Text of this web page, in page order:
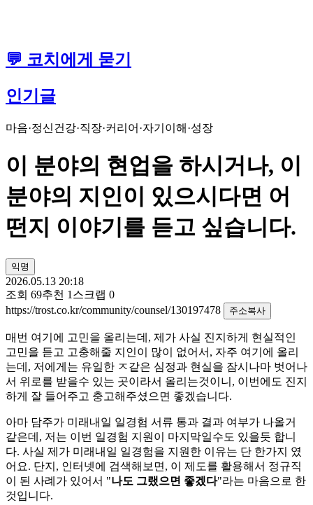
💬 코치에게 묻기
인기글
마음·정신건강·직장·커리어 ·자기이해·성장
이 분야의 현업을 하시거나, 이
분야의 지인이 있으시다면 어
떤지 이야기를 듣고 싶습니다.
익명
2026.05.13 20:18
조회 69추천 1 스크랩 0
https://trost.co.kr/community/counsel/130197478
주소복사
매번 여기에 고민을 올리는데, 제가 사실 진지하게 현실적인
고민을 듣고 고충해줄 지인이 많이 없어서, 자주 여기에 올리
는데, 저에게는 유일한 ㅈ같은 심정과 현실을 잠시나마 벗어나
서 위로를 받을수 있는 곳이라서 올리는것이니, 이번에도 진지
하게 잘 들어주고 충고해주셨으면 좋겠습니다.
아마 담주가 미래내일 일경험 서류 통과 결과 여부가 나올거
같은데, 저는 이번 일경험 지원이 마지막일수도 있을듯 합니
다. 사실 제가 미래내일 일경험을 지원한 이유는 단 한가지 였
어요. 단지, 인터넷에 검색해보면, 이 제도를 활용해서 정규직
이 된 사례가 있어서 "나도 그랬으면 좋겠다"라는 마음으로 한
것입니다.